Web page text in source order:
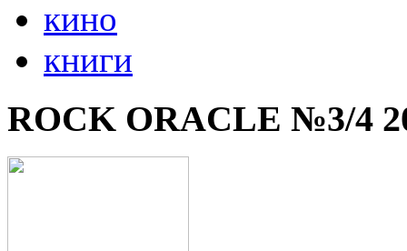
кино
книги
ROCK ORACLE №3/4